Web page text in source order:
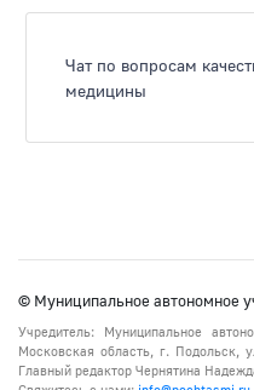
Чат по вопросам
медицины
© Муниципальное автономное
Учредитель: Муниципальное
Московская область, г. Подольск,
Главный редактор Чернятина